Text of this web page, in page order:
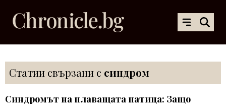
Статии свързани с синдром
Синдромът на плаващата патица: Защо